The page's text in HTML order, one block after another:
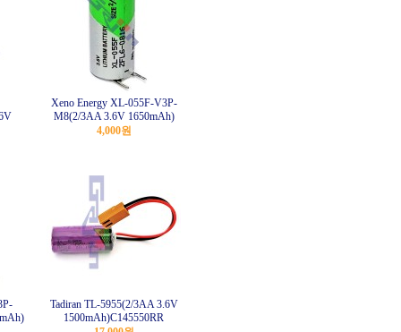
Xeno Energy XL-055F-V3P-
M8(2/3AA 3.6V 1650mAh)
4,000원
Tadiran TL-5955(2/3AA 3.6V
1500mAh)C145550RR